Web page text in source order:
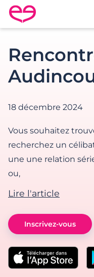
Rencontre en
18 décembre 2024
Vous souhaitez
recherchez un
une une relation
ou,
Lire l'article
Inscrivez-vous